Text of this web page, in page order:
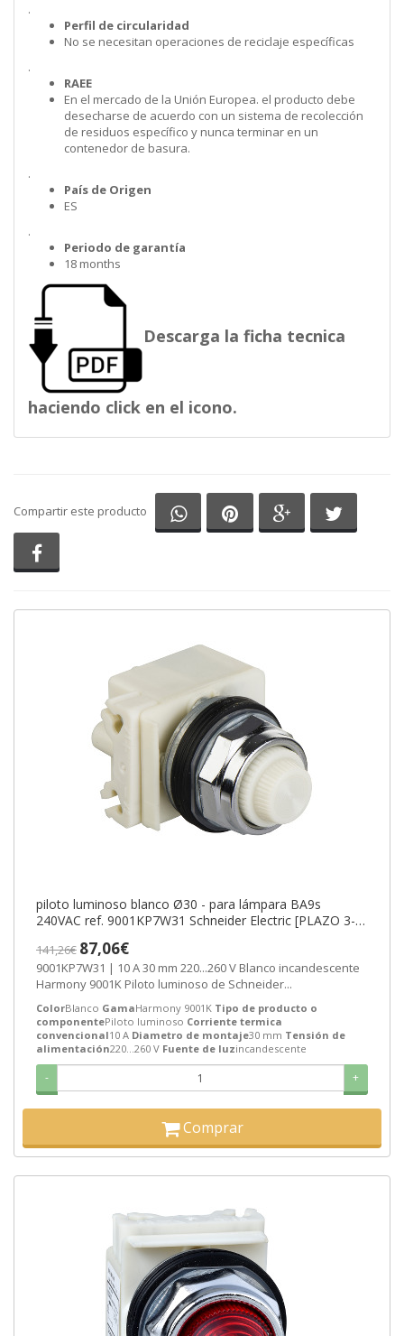
.
Perfil de circularidad
No se necesitan operaciones de reciclaje específicas
.
RAEE
En el mercado de la Unión Europea. el producto debe
desecharse de acuerdo con un sistema de recolección
de residuos específico y nunca terminar en un
contenedor de basura.
.
País de Origen
ES
.
Periodo de garantía
18 months
Descarga la ficha tecnica
haciendo click en el icono.
Compartir este producto Compartir en Whatsapp
Compartir en Pinterest
Compartir en
piloto luminoso blanco Ø30 - para lámpara BA9s
240VAC ref. 9001KP7W31 Schneider Electric [PLAZO 3-6
141,26€ 87,06€
9001KP7W31 | 10 A 30 mm 220...260 V Blanco incandescente
Harmony 9001K Piloto luminoso de Schneider...
ColorBlanco GamaHarmony 9001K Tipo de producto o
componentePiloto luminoso Corriente termica
convencional10 A Diametro de montaje30 mm Tensión de
alimentación220...260 V Fuente de luzincandescente
- +
Comprar